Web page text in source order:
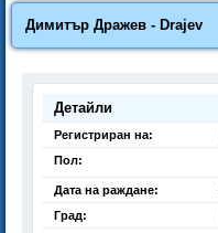
Димитър Дражев - Drajev
Детайли
Регистриран на:
Пол:
Дата на раждане:
Град: